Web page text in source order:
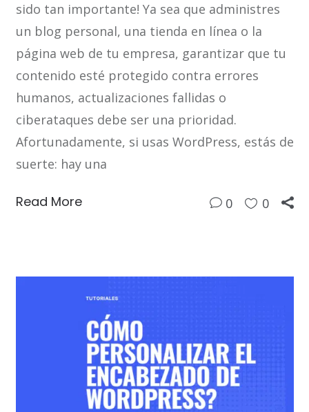
sido tan importante! Ya sea que administres
un blog personal, una tienda en línea o la
página web de tu empresa, garantizar que tu
contenido esté protegido contra errores
humanos, actualizaciones fallidas o
ciberataques debe ser una prioridad.
Afortunadamente, si usas WordPress, estás de
suerte: hay una
Read More 0 0